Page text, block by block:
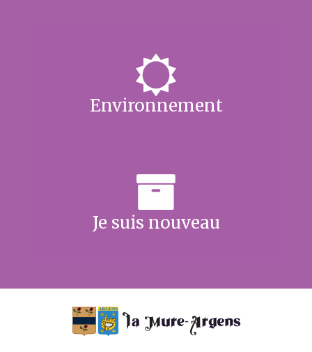
Environnement
Je suis nouveau